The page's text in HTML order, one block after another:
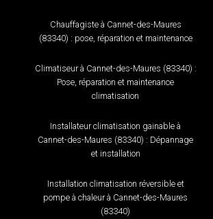
Chauffagiste à Cannet-des-Maures
(83340) : pose, réparation et maintenance
Climatiseur à Cannet-des-Maures (83340) :
Pose, réparation et maintenance
climatisation
Installateur climatisation gainable à
Cannet-des-Maures (83340) : Dépannage
et installation
Installation climatisation réversible et
pompe à chaleur à Cannet-des-Maures
(83340)